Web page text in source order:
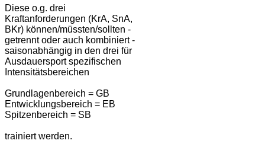
Diese o.g. drei
Kraftanforderungen (KrA, SnA,
BKr) können/müssten/sollten -
getrennt oder auch kombiniert -
saisonabhängig in den drei für
Ausdauersport spezifischen
Intensitätsbereichen
Grundlagenbereich = GB
Entwicklungsbereich = EB
Spitzenbereich = SB
trainiert werden.